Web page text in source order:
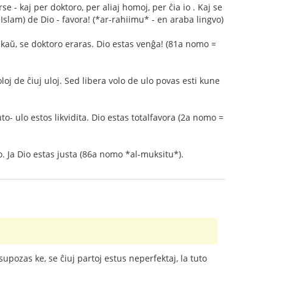
- kaj per doktoro, per aliaj homoj, per ĉia io . Kaj se
de Dio - favora! (*ar-rahiimu* - en araba lingvo)
se doktoro eraras. Dio estas venĝа! (81a nomo =
de ĉiuj uloj. Sed libera volo de ulo povas esti kune
ulo estos likvidita. Dio estas totalfavora (2a nomo =
Ja Dio estas justa (86a nomo *al-muksitu*).
ke, se ĉiuj partoj estus neperfektaj, la tuto